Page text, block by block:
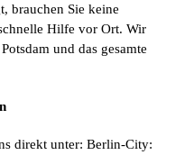
brauchen Sie keine
Hilfe vor Ort. Wir
und das gesamte
direkt unter: Berlin-City: